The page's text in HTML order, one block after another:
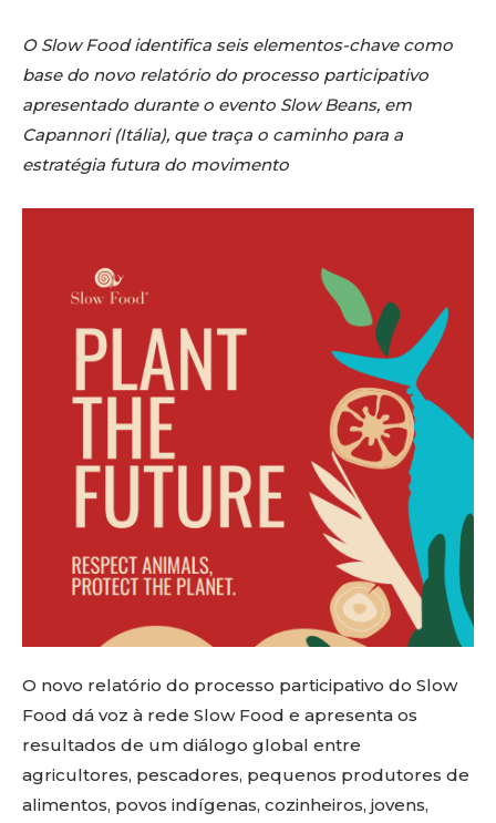
O Slow Food identifica seis elementos-chave como
base do novo relatório do processo participativo
apresentado durante o evento Slow Beans, em
Capannori (Itália), que traça o caminho para a
estratégia futura do movimento
O novo relatório do processo participativo do Slow
Food dá voz à rede Slow Food e apresenta os
resultados de um diálogo global entre
agricultores, pescadores, pequenos produtores de
alimentos, povos indígenas, cozinheiros, jovens,